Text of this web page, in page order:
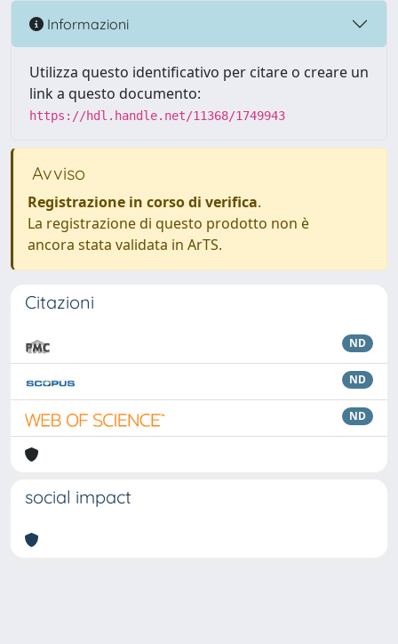
Informazioni
Utilizza questo identificativo per citare o creare un
link a questo documento:
https://hdl.handle.net/11368/1749943
Avviso
Registrazione in corso di verifica.
La registrazione di questo prodotto non è
ancora stata validata in ArTS.
Citazioni
ND
ND
ND
social impact